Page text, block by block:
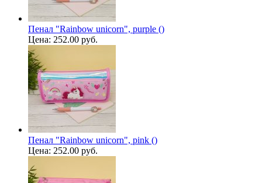
Пенал "Rainbow unicorn", purple ()
Цена: 252.00 руб.
Пенал "Rainbow unicorn", pink ()
Цена: 252.00 руб.